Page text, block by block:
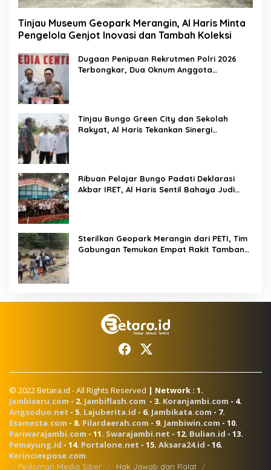
Tinjau Museum Geopark Merangin, Al Haris Minta
Pengelola Genjot Inovasi dan Tambah Koleksi
Dugaan Penipuan Rekrutmen Polri 2026
Terbongkar, Dua Oknum Anggota
Tinjau Bungo Green City dan Sekolah
Rakyat, Al Haris Tekankan Sinergi
Ribuan Pelajar Bungo Padati Deklarasi
Akbar IRET, Al Haris Sentil Bahaya Judi
Sterilkan Geopark Merangin dari PETI, Tim
Gabungan Temukan Empat Rakit Tambang
© 2022 Betara.id - All Rights Reserved | Network : 1.
Jambiseru.com - 2. Jambiflash.com - 3. Koranjambi.com - 4.
Angsoduo.net - 5. Lajuberita.id - 6. Jambikata.com - 7.
Esamesta.com - 8. Pilardaerah.com - 9. Jambiwin.com - 10.
Pariwarajambi.com - 11. Swarajambi.net - 12. Bulian.id - 13.
Pemayung.id - 14. Portalone.net - 15. Aksara24.id - 16.
Kerinciexpose.com
Pedoman Media Siber Hak Jawab dan Ralat